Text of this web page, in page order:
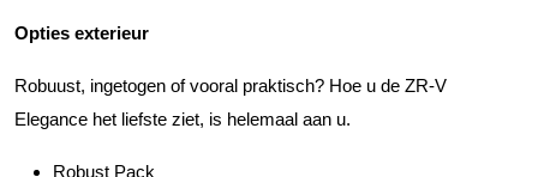
Opties exterieur
Robuust, ingetogen of vooral praktisch? Hoe u de ZR-V
Elegance het liefste ziet, is helemaal aan u.
Robust Pack